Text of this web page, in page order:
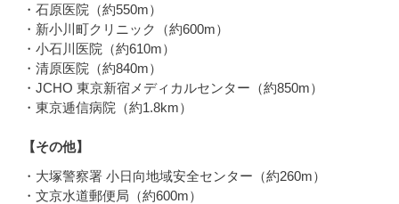
・石原医院（約550m）
・新小川町クリニック（約600m）
・小石川医院（約610m）
・清原医院（約840m）
・JCHO 東京新宿メディカルセンター（約850m）
・東京逓信病院（約1.8km）
【その他】
・大塚警察署 小日向地域安全センター（約260m）
・文京水道郵便局（約600m）